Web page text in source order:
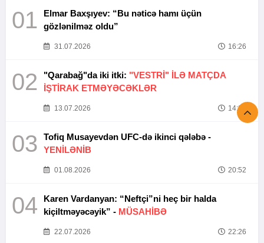
01
Elmar Baxşıyev: “Bu nəticə hamı üçün
gözlənilməz oldu”
31.07.2026 16:26
02 "Qarabağ"da iki itki: "VESTRİ" İLƏ MATÇDA
İŞTİRAK ETMƏYƏCƏKLƏR
13.07.2026 14:37
03
Tofiq Musayevdən UFC-də ikinci qələbə -
YENİLƏNİB
01.08.2026 20:52
04
Karen Vardanyan: “Neftçi”ni heç bir halda
kiçiltməyəcəyik” - MÜSAHİBƏ
22.07.2026 22:26